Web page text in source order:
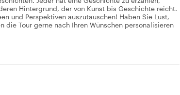
Hintergrund, der von Kunst bis Geschichte reicht.
und Perspektiven auszutauschen! Haben Sie Lust,
Tour gerne nach Ihren Wünschen personalisieren